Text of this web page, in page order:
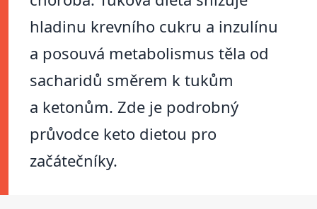
hladinu krevního cukru a inzulínu
a posouvá metabolismus těla od
sacharidů směrem k tukům
a ketonům. Zde je podrobný
průvodce keto dietou pro
začátečníky.